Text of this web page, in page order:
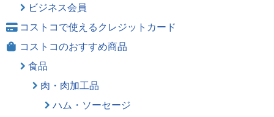
ビジネス会員
コストコで使えるクレジットカード
コストコのおすすめ商品
食品
肉・肉加工品
ハム・ソーセージ